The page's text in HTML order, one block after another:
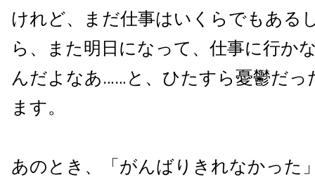
けれど、まだ仕事はいくらでもある
ら、また明日になって、仕事に行か
んだよなあ……と、ひたすら憂鬱だっ
ます。
あのとき、「がんばりきれなかった